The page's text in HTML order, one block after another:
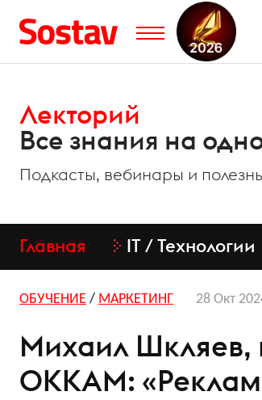
Лекторий
Все знания на
Подкасты, вебинары и
Главная IT / Технологии
ОБУЧЕНИЕ / МАРКЕТИНГ 28 Окт
Михаил Шкляев,
OKKAM: